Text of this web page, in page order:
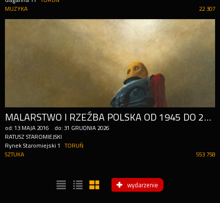
22 307
MUZYKA
MALARSTWO I RZEŹBA POLSKA OD 1945 DO 2010 ROKU W ZBIORACH MUZEUM OKRĘGOWEGO W TORUNIU
od:13 MAJA 2016 do: 31 GRUDNIA 2026
RATUSZ STAROMIEJSKI
Rynek Staromiejski 1
TORUŃ
553 758
SZTUKA
wydarzenie